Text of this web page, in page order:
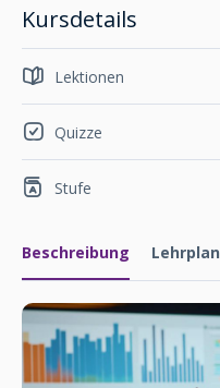
Beschreibung Lehrplan
Kursdetails
Lektionen
Quizze
Stufe